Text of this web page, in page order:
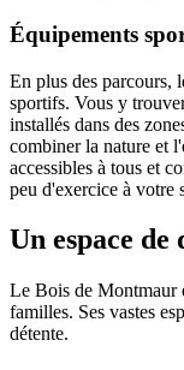
Équipements
En plus des parcours,
sportifs. Vous y
installés dans des
combiner la nature et
accessibles à tous et
peu d'exercice à votre
Un espace
Le Bois de Montmaur
familles. Ses vastes
détente.